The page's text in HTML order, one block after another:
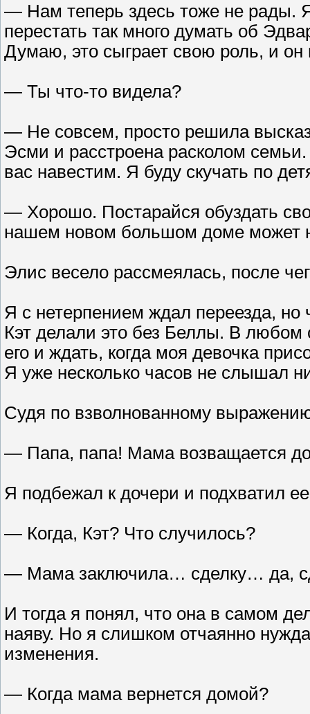
— Нам теперь здесь тоже не рады.
перестать так много думать об
Думаю, это сыграет свою роль, и он
— Ты что-то видела?
— Не совсем, просто решила
Эсми и расстроена расколом
вас навестим. Я буду скучать по
— Хорошо. Постарайся обуздать
нашем новом большом доме может
Элис весело рассмеялась, после
Я с нетерпением ждал переезда,
Кэт делали это без Беллы. В любом
его и ждать, когда моя девочка
Я уже несколько часов не слышал
Судя по взволнованному
— Папа, папа! Мама возващается
Я подбежал к дочери и подхватил
— Когда, Кэт? Что случилось?
— Мама заключила… сделку… да,
И тогда я понял, что она в самом
наяву. Но я слишком отчаянно
изменения.
— Когда мама вернется домой?